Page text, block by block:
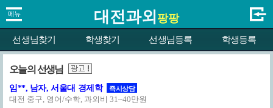
대전과외 팡팡
선생님찾기 학생찾기 선생님등록 학생등록
오늘의 선생님
임**, 남자, 서울대 경제학 즉시상담
대전 중구, 영어/수학, 과외비 31~40만원